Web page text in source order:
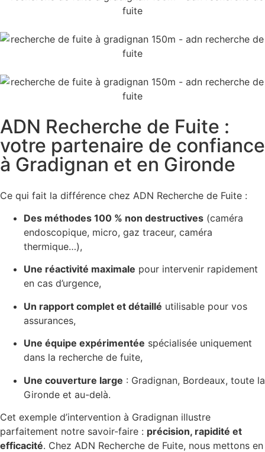
ADN Recherche de Fuite :
votre partenaire de confiance
à Gradignan et en Gironde
Ce qui fait la différence chez ADN Recherche de Fuite :
Des méthodes 100 % non destructives (caméra
endoscopique, micro, gaz traceur, caméra
thermique…),
Une réactivité maximale pour intervenir rapidement
en cas d’urgence,
Un rapport complet et détaillé utilisable pour vos
assurances,
Une équipe expérimentée spécialisée uniquement
dans la recherche de fuite,
Une couverture large : Gradignan, Bordeaux, toute la
Gironde et au-delà.
Cet exemple d’intervention à Gradignan illustre
parfaitement notre savoir-faire : précision, rapidité et
efficacité. Chez ADN Recherche de Fuite, nous mettons en